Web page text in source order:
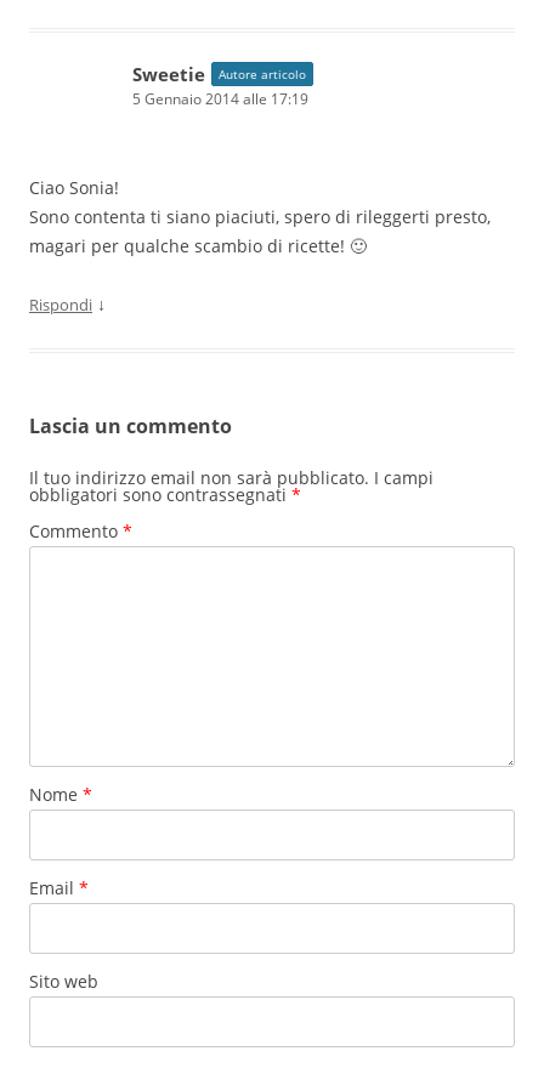
Sweetie Autore articolo
5 Gennaio 2014 alle 17:19
Ciao Sonia!
Sono contenta ti siano piaciuti, spero di rileggerti presto,
magari per qualche scambio di ricette! 🙂
Rispondi ↓
Lascia un commento
Il tuo indirizzo email non sarà pubblicato. I campi
obbligatori sono contrassegnati *
Commento *
Nome *
Email *
Sito web